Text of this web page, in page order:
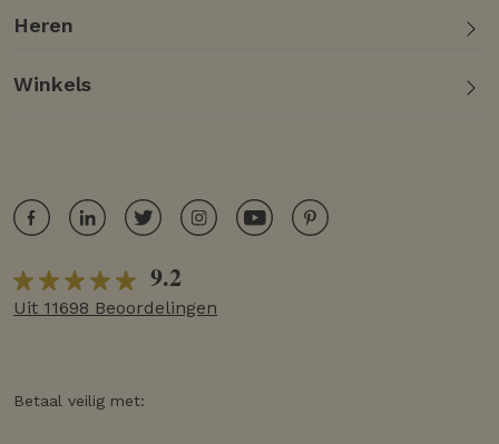
Heren
Winkels
9.2
Uit 11698 Beoordelingen
Betaal veilig met: